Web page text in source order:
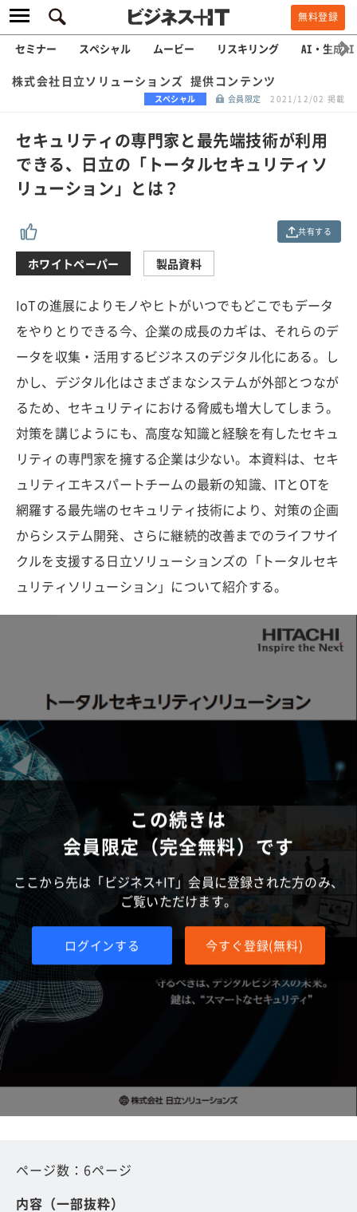
無料登録
セミナー スペシャル ムービー リスキリング AI・生成AI
株式会社日立ソリューションズ 提供コンテンツ
スペシャル 会員限定 2021/12/02 掲載
セキュリティの専門家と最先端技術が利用
できる、日立の「トータルセキュリティソ
リューション」とは？
共有する
ホワイトペーパー 製品資料
IoTの進展によりモノやヒトがいつでもどこでもデータ
をやりとりできる今、企業の成長のカギは、それらのデ
ータを収集・活用するビジネスのデジタル化にある。し
かし、デジタル化はさまざまなシステムが外部とつなが
るため、セキュリティにおける脅威も増大してしまう。
対策を講じようにも、高度な知識と経験を有したセキュ
リティの専門家を擁する企業は少ない。本資料は、セキ
ュリティエキスパートチームの最新の知識、ITとOTを
網羅する最先端のセキュリティ技術により、対策の企画
からシステム開発、さらに継続的改善までのライフサイ
クルを支援する日立ソリューションズの「トータルセキ
ュリティソリューション」について紹介する。
この続きは
会員限定（完全無料）です
ここから先は「ビジネス+IT」会員に登録された方のみ、
ご覧いただけます。
ログインする 今すぐ登録(無料)
ページ数：6ページ
内容（一部抜粋）